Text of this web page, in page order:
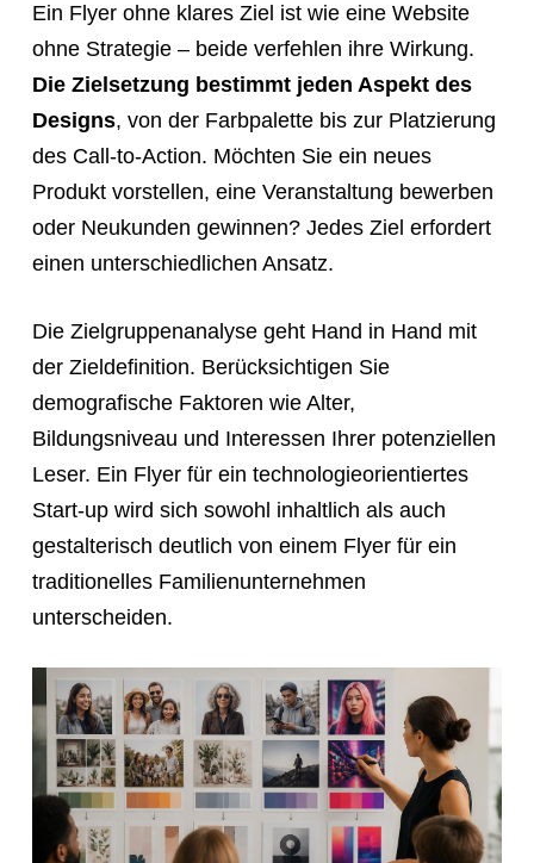
Ein Flyer ohne klares Ziel ist wie eine Website
ohne Strategie – beide verfehlen ihre Wirkung.
Die Zielsetzung bestimmt jeden Aspekt des
Designs, von der Farbpalette bis zur Platzierung
des Call-to-Action. Möchten Sie ein neues
Produkt vorstellen, eine Veranstaltung bewerben
oder Neukunden gewinnen? Jedes Ziel erfordert
einen unterschiedlichen Ansatz.
Die Zielgruppenanalyse geht Hand in Hand mit
der Zieldefinition. Berücksichtigen Sie
demografische Faktoren wie Alter,
Bildungsniveau und Interessen Ihrer potenziellen
Leser. Ein Flyer für ein technologieorientiertes
Start-up wird sich sowohl inhaltlich als auch
gestalterisch deutlich von einem Flyer für ein
traditionelles Familienunternehmen
unterscheiden.
they
can
book
immediately:
https://calendly.com/rocketwebsite/30min